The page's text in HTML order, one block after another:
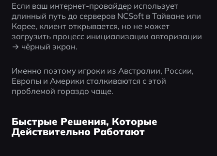
Если ваш интернет-провайдер использует
длинный путь до серверов NCSoft в Тайване или
Корее, клиент открывается, но не может
загрузить процесс инициализации авторизации
→ чёрный экран.
Именно поэтому игроки из Австралии, России,
Европы и Америки сталкиваются с этой
проблемой гораздо чаще.
Быстрые Решения, Которые
Действительно Работают